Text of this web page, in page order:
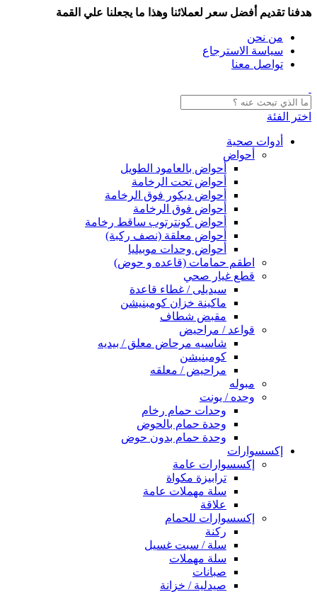
هدفنا تقديم أفضل سعر لعملائنا وهذا ما يجعلنا علي القمة
من نحن
سياسة الاسترجاع
تواصل معنا
اختر الفئة
أدوات صحية
أحواض
أحواض بالعامود الطويل
أحواض تحت الرخامة
أحواض ديكور فوق الرخامة
أحواض فوق الرخامة
أحواض كونترتوب ساقط رخامة
أحواض معلقة (نصف ركبة)
أحواض وحدات موبيليا
اطقم حمامات (قاعده و حوض)
قطع غيار صحي
سيديلى / غطاء قاعدة
ماكينة خزان كومبنيشن
مقبض شطاف
قواعد / مراحيض
شاسيه مرحاض معلق / بيديه
كومبنيشن
مراحيض / معلقه
مبوله
وحده / يونت
وحدات حمام رخام
وحدة حمام بالحوض
وحدة حمام بدون حوض
إكسسوارات
إكسسوارات عامة
ترابيزة مكواة
سلة مهملات عامة
علاقة
إكسسوارات للحمام
ركنة
سلة / سبت غسيل
سلة مهملات
صبانات
صيدلية / خزانة